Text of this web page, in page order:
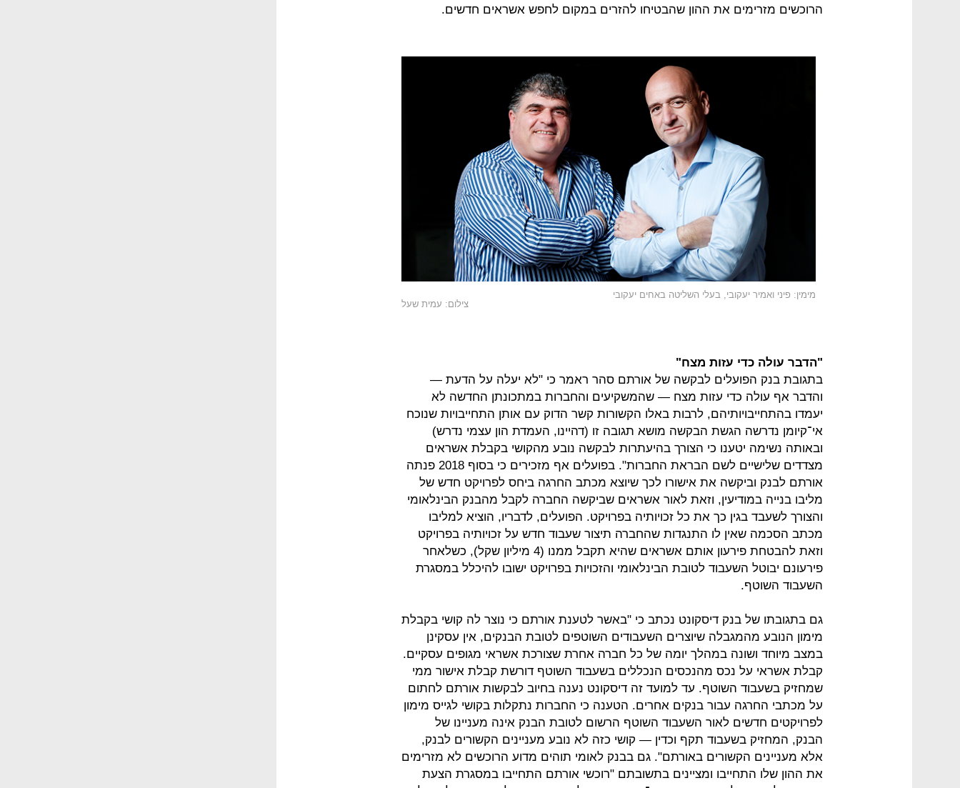
הרוכשים מזרימים את ההון שהבטיחו להזרים במקום לחפש אשראים חדשים.
מימין: פיני ואמיר יעקובי, בעלי השליטה באחים יעקובי
צילום: עמית שעל
"הדבר עולה כדי עזות מצח"
בתגובת בנק הפועלים לבקשה של אורתם סהר ראמר כי "לא יעלה על הדעת —
והדבר אף עולה כדי עזות מצח — שהמשקיעים והחברות במתכונתן החדשה לא
יעמדו בהתחייבויותיהם, לרבות באלו הקשורות קשר הדוק עם אותן התחייבויות שנוכח
אי־קיומן נדרשה הגשת הבקשה מושא תגובה זו (דהיינו, העמדת הון עצמי נדרש)
ובאותה נשימה יטענו כי הצורך בהיעתרות לבקשה נובע מהקושי בקבלת אשראים
מצדדים שלישיים לשם הבראת החברות". בפועלים אף מזכירים כי בסוף 2018 פנתה
אורתם לבנק וביקשה את אישורו לכך שיוצא מכתב החרגה ביחס לפרויקט חדש של
מליבו בנייה במודיעין, וזאת לאור אשראים שביקשה החברה לקבל מהבנק הבינלאומי
והצורך לשעבד בגין כך את כל זכויותיה בפרויקט. הפועלים, לדבריו, הוציא למליבו
מכתב הסכמה שאין לו התנגדות שהחברה תיצור שעבוד חדש על זכויותיה בפרויקט
וזאת להבטחת פירעון אותם אשראים שהיא תקבל ממנו (4 מיליון שקל), כשלאחר
פירעונם יבוטל השעבוד לטובת הבינלאומי והזכויות בפרויקט ישובו להיכלל במסגרת
השעבוד השוטף.
גם בתגובתו של בנק דיסקונט נכתב כי "באשר לטענת אורתם כי נוצר לה קושי בקבלת
מימון הנובע מהמגבלה שיוצרים השעבודים השוטפים לטובת הבנקים, אין עסקינן
במצב מיוחד ושונה במהלך יומה של כל חברה אחרת שצורכת אשראי מגופים עסקיים.
קבלת אשראי על נכס מהנכסים הנכללים בשעבוד השוטף דורשת קבלת אישור ממי
שמחזיק בשעבוד השוטף. עד למועד זה דיסקונט נענה בחיוב לבקשות אורתם לחתום
על מכתבי החרגה עבור בנקים אחרים. הטענה כי החברות נתקלות בקושי לגייס מימון
לפרויקטים חדשים לאור השעבוד השוטף הרשום לטובת הבנק אינה מעניינו של
הבנק, המחזיק בשעבוד תקף וכדין — קושי כזה לא נובע מעניינים הקשורים לבנק,
אלא מעניינים הקשורים באורתם". גם בבנק לאומי תוהים מדוע הרוכשים לא מזרימים
את ההון שלו התחייבו ומציינים בתשובתם "רוכשי אורתם התחייבו במסגרת הצעת